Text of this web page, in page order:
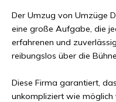
Der Umzug von Umzüge
eine große Aufgabe, die
erfahrenen und
reibungslos über die
Diese Firma garantiert,
unkompliziert wie